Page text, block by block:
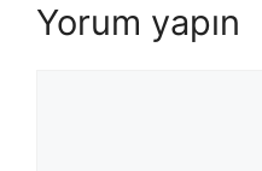
Yorum yapın